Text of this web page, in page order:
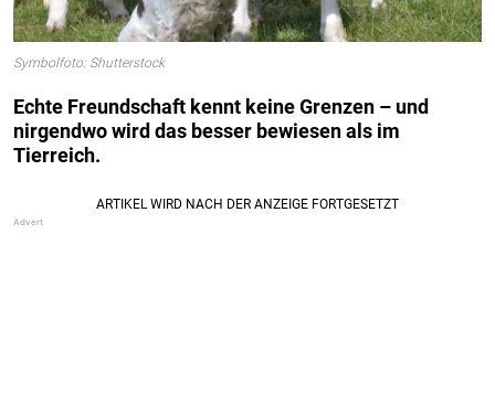
Symbolfoto: Shutterstock
Echte Freundschaft kennt keine Grenzen – und
nirgendwo wird das besser bewiesen als im
Tierreich.